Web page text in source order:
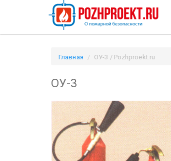
Главная ОУ-3 / Pozhproekt.ru
ОУ-3